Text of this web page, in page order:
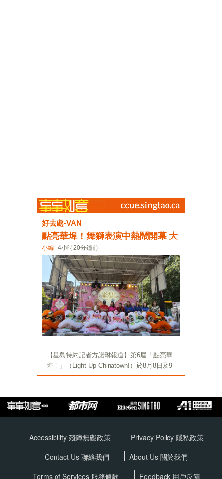
Accessibility 殘障無礙政策 Privacy Policy 隱私政策
Contact Us 聯絡我們
About Us 關於我們
Terms of Services 服務條款 Feedback 用戶反饋